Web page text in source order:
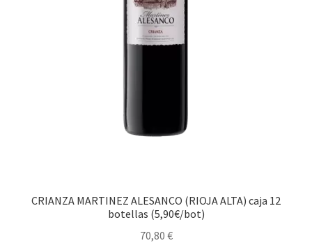
CRIANZA MARTINEZ ALESANCO (RIOJA ALTA) caja 12
botellas (5,90€/bot)
70,80 €